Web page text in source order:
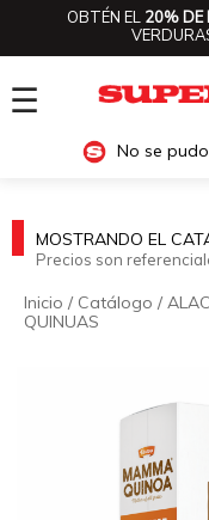
OBTÉN EL 20% DE
☰
No se
MOSTRANDO EL
Precios son
Inicio / Catálogo /
QUINUAS